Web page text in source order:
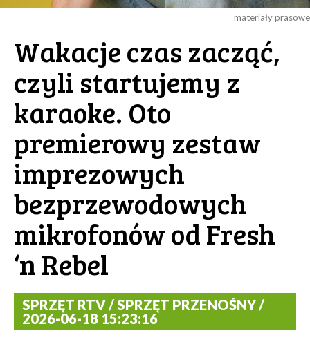
materiały prasowe
Wakacje czas zacząć,
czyli startujemy z
karaoke. Oto
premierowy zestaw
imprezowych
bezprzewodowych
mikrofonów od Fresh
‘n Rebel
SPRZĘT RTV / SPRZĘT PRZENOŚNY /
2026-06-18 15:23:16